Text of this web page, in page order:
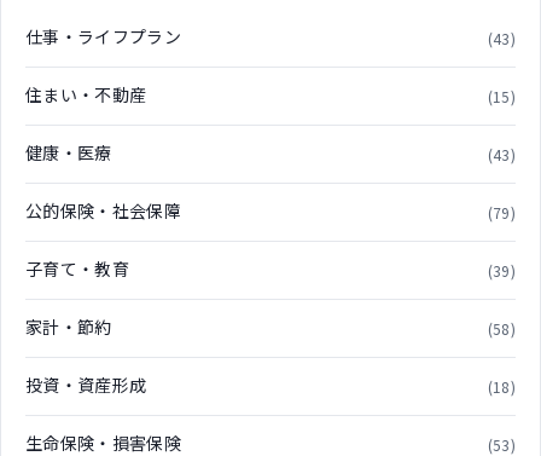
仕事・ライフプラン (43)
住まい・不動産 (15)
健康・医療 (43)
公的保険・社会保障 (79)
子育て・教育 (39)
家計・節約 (58)
投資・資産形成 (18)
生命保険・損害保険 (53)